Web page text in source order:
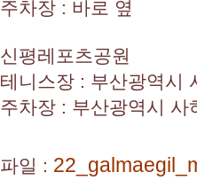
주차장 : 바로 옆
신평레포츠공원
테니스장 : 부산광역시
주차장 : 부산광역시
파일 :